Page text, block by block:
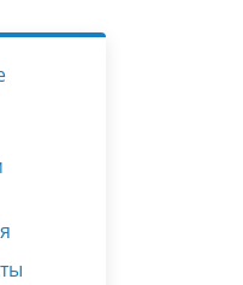
(перевода)
классов